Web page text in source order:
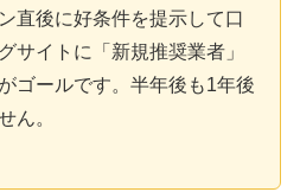
直後に好条件を提示して口
サイトに「新規推奨業者」
ゴールです。半年後も1年後
ん。